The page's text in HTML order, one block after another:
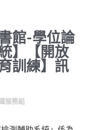
館-學位論
】【開放
訓練】訊
服務組